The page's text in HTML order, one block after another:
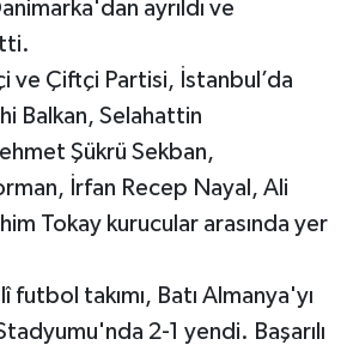
ayrıldı ve
ve Çiftçi Partisi, İstanbul’da
Balkan, Selahattin
Şükrü Sekban,
İrfan Recep Nayal, Ali
Tokay kurucular arasında yer
futbol takımı, Batı Almanya'yı
2-1 yendi. Başarılı